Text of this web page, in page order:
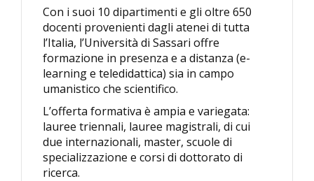
Con i suoi 10 dipartimenti e gli oltre 650
docenti provenienti dagli atenei di tutta
l’Italia, l’Università di Sassari offre
formazione in presenza e a distanza (e-
learning e teledidattica) sia in campo
umanistico che scientifico.
L’offerta formativa è ampia e variegata:
lauree triennali, lauree magistrali, di cui
due internazionali, master, scuole di
specializzazione e corsi di dottorato di
ricerca.